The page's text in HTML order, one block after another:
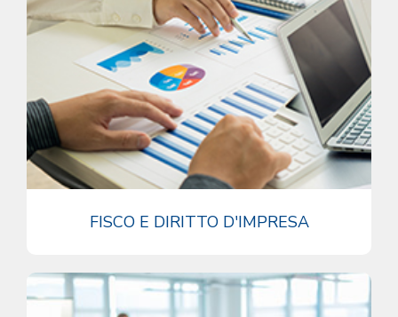
FISCO E DIRITTO D'IMPRESA